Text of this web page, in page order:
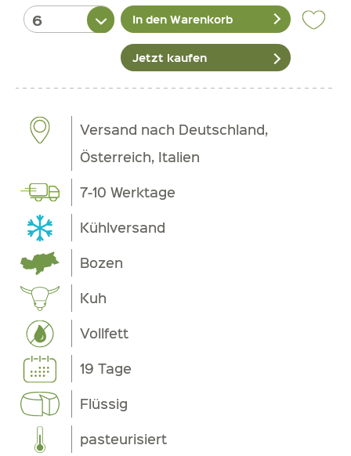
In den Warenkorb
Jetzt kaufen
Versand nach Deutschland,
Österreich, Italien
7-10 Werktage
Kühlversand
Bozen
Kuh
Vollfett
19 Tage
Flüssig
pasteurisiert